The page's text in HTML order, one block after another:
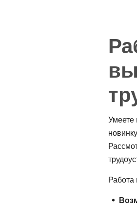
Умеете